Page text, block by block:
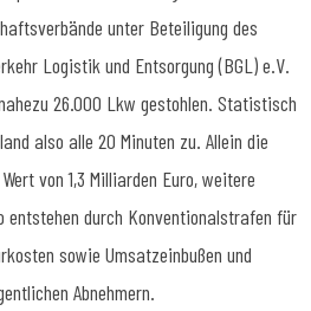
unter Beteiligung des
Logistik und Entsorgung (BGL) e.V.
26.000 Lkw gestohlen. Statistisch
also alle 20 Minuten zu. Allein die
von 1,3 Milliarden Euro, weitere
entstehen durch Konventionalstrafen für
sowie Umsatzeinbußen und
Abnehmern.